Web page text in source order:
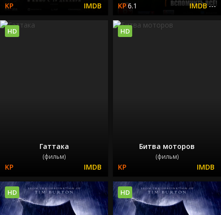
6.1 ---
Гаттака
(фильм)
HD
Битва моторов
(фильм)
HD
HD HD